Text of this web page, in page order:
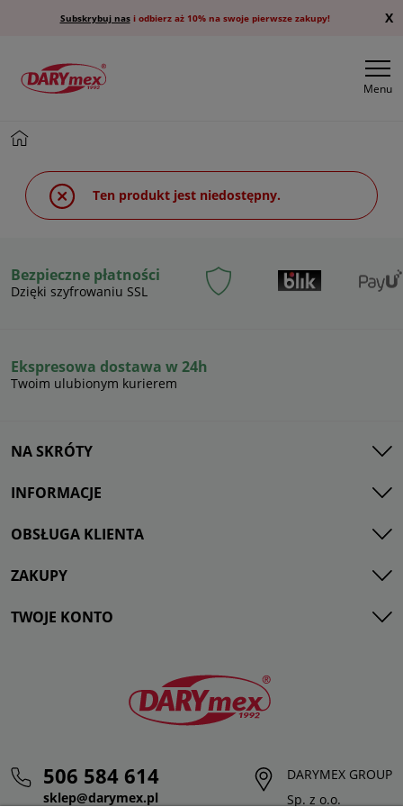
Subskrybuj nasi odbierz aż 10% na swoje pierwsze zakupy! X
Menu
Ten produkt jest niedostępny.
Bezpieczne płatności
Dzięki szyfrowaniu SSL
Ekspresowa dostawa w 24h
Twoim ulubionym kurierem
NA SKRÓTY
INFORMACJE
OBSŁUGA KLIENTA
ZAKUPY
TWOJE KONTO
506 584 614
sklep@darymex.pl
DARYMEX GROUP
Sp. z o.o.